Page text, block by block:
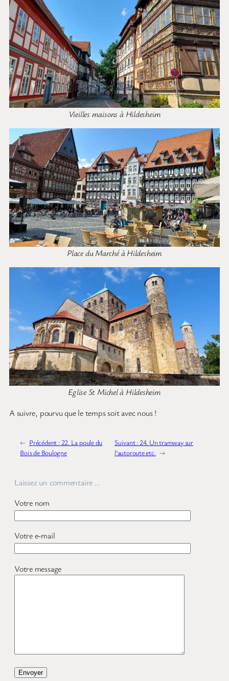
Vieilles maisons à Hildesheim
Place du Marché à Hildesheim
Eglise St Michel à Hildesheim
A suivre, pourvu que le temps soit avec nous !
← Précédent : 22. La poule du
Bois de Boulogne
Suivant : 24. Un tramway sur
l’autoroute etc. →
Laissez un commentaire …
Votre nom
Votre e-mail
Votre message